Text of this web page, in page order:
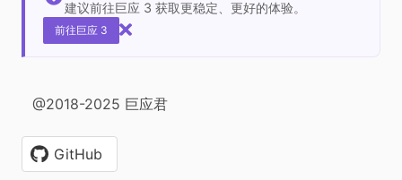
建议前往巨应 3 获取更稳定、更好的体验。
前往巨应 3
@2018-2025 巨应君
GitHub